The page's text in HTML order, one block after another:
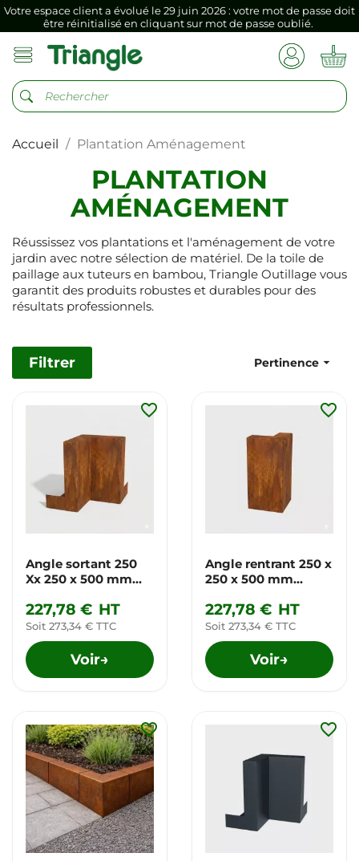
Si vous aviez mémorisé votre précédent mot de passe dans votre
navigateur internet, il doit être réenregistré à la première connexion
vers votre nouvel espace client.
Votre espace client a évolué le 29 juin 2026 : votre mot de passe doit
Si vous aviez mémorisé votre précédent mot de passe dans votre
navigateur internet, il doit être réenregistré à la première connexion
Accueil Plantation Aménagement
PLANTATION
AMÉNAGEMENT
Réussissez vos plantations et l'aménagement de votre
jardin avec notre sélection de matériel. De la toile de
paillage aux tuteurs en bambou, Triangle Outillage vous
garantit des produits robustes et durables pour des
résultats professionnels.
Filtrer Pertinence
Angle sortant 250
Xx 250 x 500 mm
227,78 € HT
Soit 273,34 € TTC
Voir→
favorite_border
Angle rentrant 250 x
250 x 500 mm
227,78 € HT
Soit 273,34 € TTC
Voir→
favorite_border
favorite_border favorite_border